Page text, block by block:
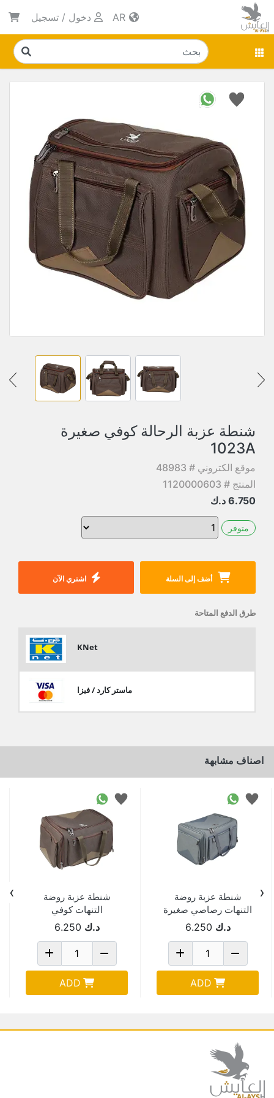
دخول / تسجيل
شنطة عزبة الرحالة كوفي صغيرة
1023A
موقع الكتروني # 48983
المنتج # 1120000603
6.750 د.ك
متوفر
أضف إلى السلة اشتري الآن
طرق الدفع المتاحة
KNet
ماستر كارد / فيزا
اصناف مشابهة
شنطة عزبة روضة
التنهات رصاصي صغيرة
د.ك 6.250
ADD
شنطة عزبة روضة
التنهات كوفي
-1065A
د.ك 6.250
ADD
‹
›